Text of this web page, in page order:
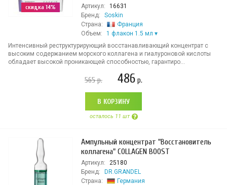
скидка 14% Артикул:
16631
Бренд:
Soskin
Страна:
Франция
Объем:
1 флакон 1.5 мл
Интенсивный реструктурирующий восстанавливающий концентрат с
высоким содержанием морского коллагена и гиалуроновой кислоты
обладает высокой проникающей способностью, гарантиро...
565р. 486 р.
В КОРЗИНУ
осталось 11 шт
Ампульный концентрат "Восстановитель
коллагена" COLLAGEN BOOST
Артикул:
25180
Бренд:
DR.GRANDEL
Страна:
Германия